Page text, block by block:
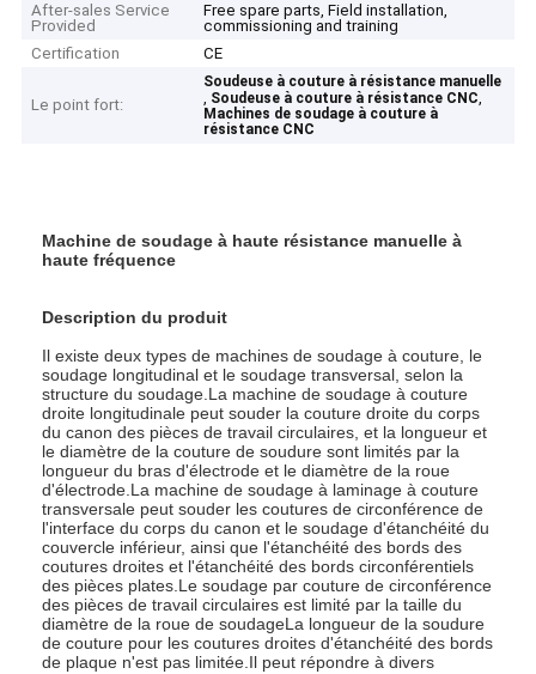
After-sales Service
Provided
Free spare parts, Field installation,
commissioning and training
Certification
CE
Le point fort:
Soudeuse à couture à résistance manuelle
, Soudeuse à couture à résistance CNC,
Machines de soudage à couture à
résistance CNC
Machine de soudage à haute résistance manuelle à
haute fréquence
Description du produit
Il existe deux types de machines de soudage à couture, le
soudage longitudinal et le soudage transversal, selon la
structure du soudage.La machine de soudage à couture
droite longitudinale peut souder la couture droite du corps
du canon des pièces de travail circulaires, et la longueur et
le diamètre de la couture de soudure sont limités par la
longueur du bras d'électrode et le diamètre de la roue
d'électrode.La machine de soudage à laminage à couture
transversale peut souder les coutures de circonférence de
l'interface du corps du canon et le soudage d'étanchéité du
couvercle inférieur, ainsi que l'étanchéité des bords des
coutures droites et l'étanchéité des bords circonférentiels
des pièces plates.Le soudage par couture de circonférence
des pièces de travail circulaires est limité par la taille du
diamètre de la roue de soudageLa longueur de la soudure
de couture pour les coutures droites d'étanchéité des bords
de plaque n'est pas limitée.Il peut répondre à divers